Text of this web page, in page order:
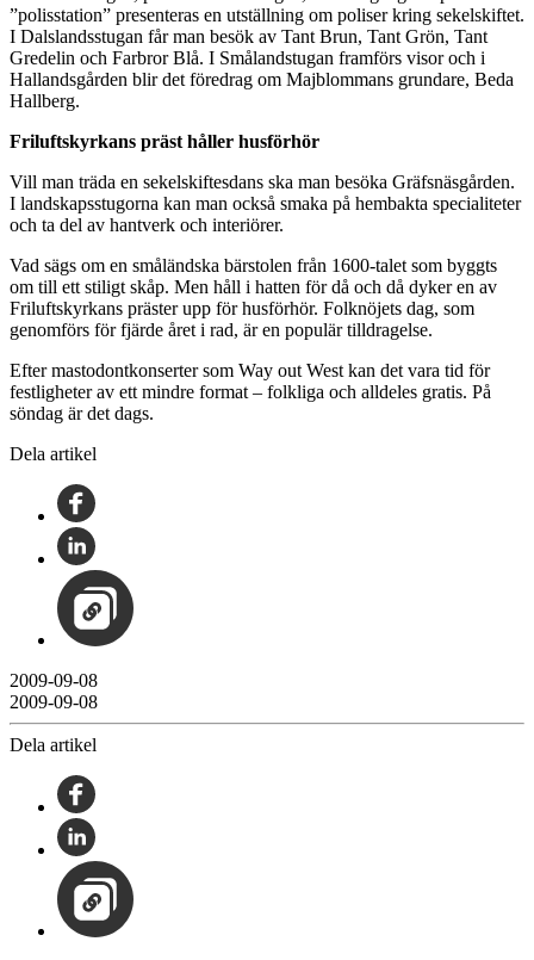
”polisstation” presenteras en utställning om poliser kring sekelskiftet.
I Dalslandsstugan får man besök av Tant Brun, Tant Grön, Tant
Gredelin och Farbror Blå. I Smålandstugan framförs visor och i
Hallandsgården blir det föredrag om Majblommans grundare, Beda
Hallberg.
Friluftskyrkans präst håller husförhör
Vill man träda en sekelskiftesdans ska man besöka Gräfsnäsgården.
I landskapsstugorna kan man också smaka på hembakta specialiteter
och ta del av hantverk och interiörer.
Vad sägs om en småländska bärstolen från 1600-talet som byggts
om till ett stiligt skåp. Men håll i hatten för då och då dyker en av
Friluftskyrkans präster upp för husförhör. Folknöjets dag, som
genomförs för fjärde året i rad, är en populär tilldragelse.
Efter mastodontkonserter som Way out West kan det vara tid för
festligheter av ett mindre format – folkliga och alldeles gratis. På
söndag är det dags.
Dela artikel
2009-09-08
2009-09-08
Dela artikel